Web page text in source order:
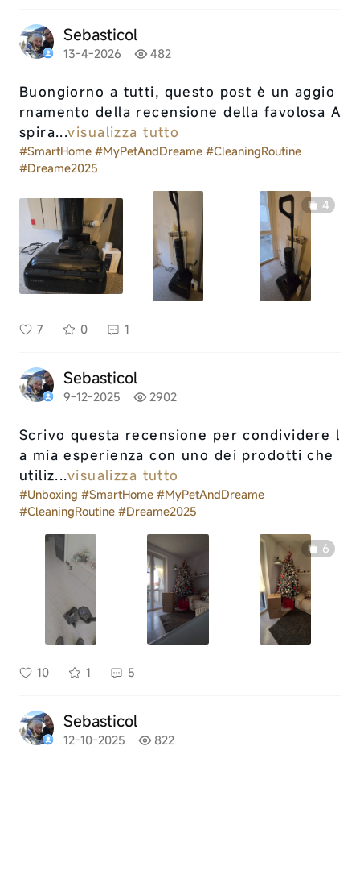
Sebasticol
13-4-2026 482
Buongiorno a tutti, questo post è un aggio
rnamento della recensione della favolosa A
spira...visualizza tutto
#SmartHome #MyPetAndDreame #CleaningRoutine
#Dreame2025
4
7 0 1
Sebasticol
9-12-2025 2902
Scrivo questa recensione per condividere l
a mia esperienza con uno dei prodotti che
utiliz...visualizza tutto
#Unboxing #SmartHome #MyPetAndDreame
#CleaningRoutine #Dreame2025
6
10 1 5
Sebasticol
12-10-2025 822